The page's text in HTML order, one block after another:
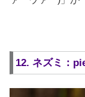
12. ネズミ：